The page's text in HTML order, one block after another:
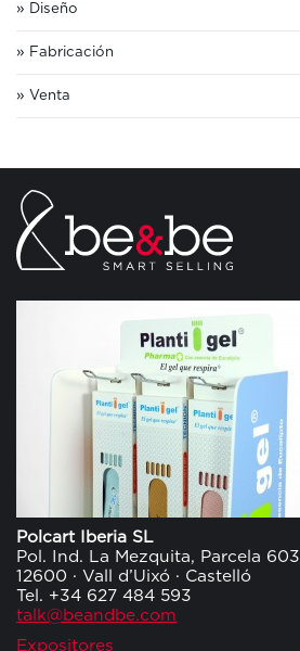
Diseño
Fabricación
Venta
Polcart Iberia SL
Pol. Ind. La Mezquita, Parcela 603
12600 · Vall d’Uixó · Castelló
Tel. +34 627 484 593
talk@beandbe.com
Expositores